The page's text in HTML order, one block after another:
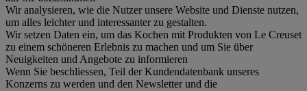
Wir analysieren, wie die Nutzer unsere Website und Dienste nutzen,
um alles leichter und interessanter zu gestalten.
Wir setzen Daten ein, um das Kochen mit Produkten von Le Creuset
zu einem schöneren Erlebnis zu machen und um Sie über
Neuigkeiten und Angebote zu informieren
Wenn Sie beschliessen, Teil der Kundendatenbank unseres
Konzerns zu werden und den Newsletter und die